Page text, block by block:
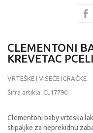
CLEMENTONI
KREVETAC
VRTEŠKE I VISEĆE IGRAČKE
Šifra artikla: CL17790
Clementoni baby vrteska
stipaljke za neprekidnu